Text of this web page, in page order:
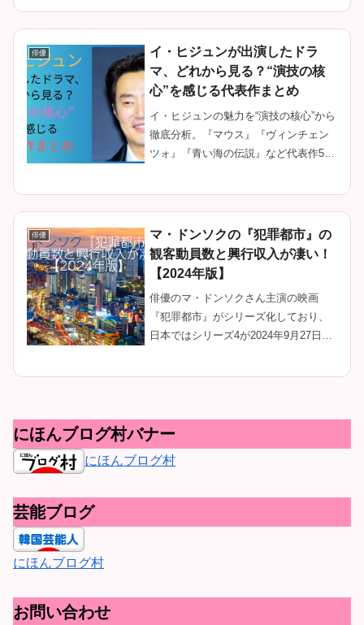
評論家の佐藤美咲です。20年以上、無
数の作品を取材し、撮影現場に立ち会
って...
俳優
イ・ヒジュンが出演したドラ
マ、どれから見る？“演技の核
心”を感じる代表作まとめ
イ・ヒジュンの魅力を“演技の核心”から
徹底分析。『マウス』『ヴィンチェン
ツォ』『青い海の伝説』など代表作5選
ー。
俳優
マ・ドンソクの『犯罪都市』の
観客動員数と興行収入が凄い！
【2024年版】
俳優のマ・ドンソクさん主演の映画
『犯罪都市』がシリーズ化しており、
日本ではシリーズ4が2024年9月27日に
にほんブログ村バナー
にほんブログ村
芸能ブログ
にほんブログ村
お問い合わせ